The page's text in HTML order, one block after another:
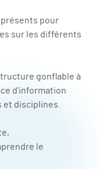
pour
sur les différents
gonflable à
d’information
disciplines.
le